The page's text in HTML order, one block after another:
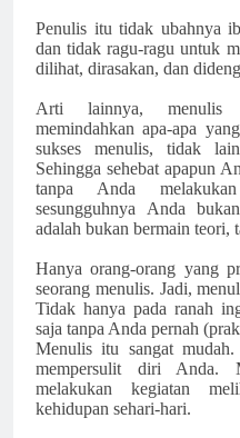
Penulis itu tidak ubahnya
dan tidak ragu-ragu untuk
dilihat, dirasakan, dan
Arti lainnya, menulis
memindahkan apa-apa
sukses menulis, tidak
Sehingga sehebat apapun
tanpa Anda
sesungguhnya Anda
adalah bukan bermain teori,
Hanya orang-orang yang
seorang menulis. Jadi,
Tidak hanya pada ranah
saja tanpa Anda pernah
Menulis itu sangat
mempersulit diri Anda.
melakukan kegiatan
kehidupan sehari-hari.